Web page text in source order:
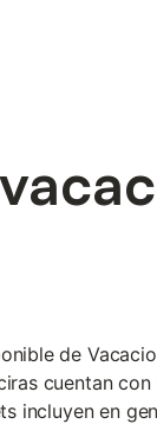
de
cuentan
incluyen en